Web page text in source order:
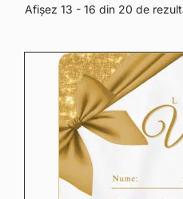
Afișez 13 - 16 din 20 de